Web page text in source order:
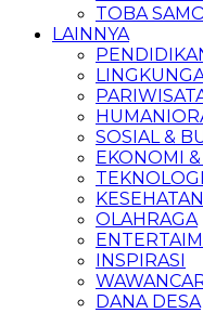
TOBA
LAINNYA
SOSIAL &
EKONOMI
TEKNOLOGI
KESEHATAN
OLAHRAGA
INSPIRASI
DANA DESA